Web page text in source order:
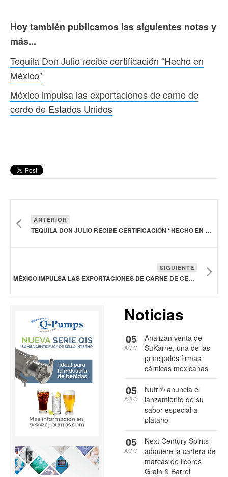
Hoy también publicamos las siguientes notas y
más...
Tequila Don Julio recibe certificación “Hecho en
México”
México impulsa las exportaciones de carne de
cerdo de Estados Unidos
ANTERIOR
TEQUILA DON JULIO RECIBE CERTIFICACIÓN “HECHO EN MÉXICO”
SIGUIENTE
MÉXICO IMPULSA LAS EXPORTACIONES DE CARNE DE CERDO DE ESTADOS UNIDOS
Noticias
Analizan venta de
SuKarne, una de las
principales firmas
cárnicas mexicanas
05
AGO
Nutri® anuncia el
lanzamiento de su
sabor especial a
plátano
05
AGO
Next Century Spirits
adquiere la cartera de
marcas de licores
Grain & Barrel
05
AGO